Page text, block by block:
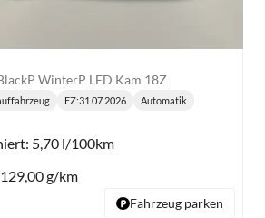
WinterP LED Kam 18Z
EZ:31.07.2026
Getriebe:
Automatik
5,70 l/100km
129,00 g/km
Fahrzeug parken